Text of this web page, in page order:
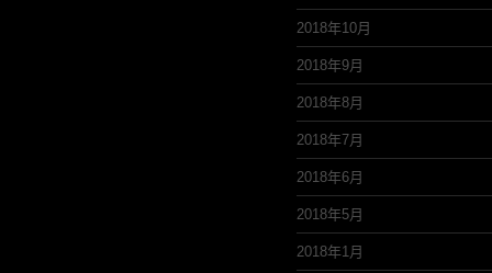
2018年10月
2018年9月
2018年8月
2018年7月
2018年6月
2018年5月
2018年1月